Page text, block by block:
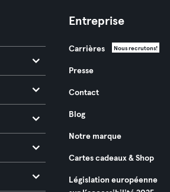
Entreprise
Carrières Nous recrutons!
Presse
Contact
Blog
Notre marque
Cartes cadeaux & Shop
Législation européenne